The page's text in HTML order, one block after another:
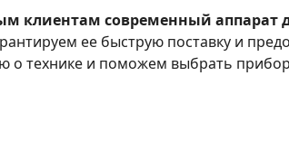
клиентам современный аппарат
ее быструю поставку и
технике и поможем выбрать